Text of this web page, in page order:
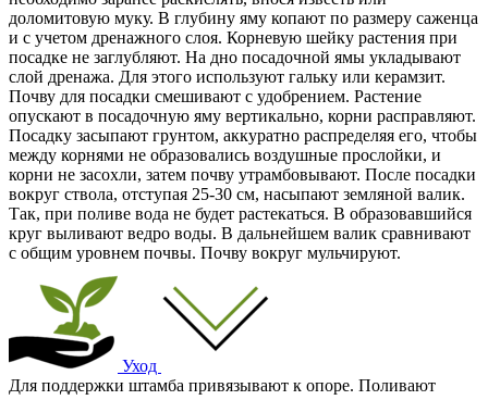
доломитовую муку. В глубину яму копают по размеру саженца
и с учетом дренажного слоя. Корневую шейку растения при
посадке не заглубляют. На дно посадочной ямы укладывают
слой дренажа. Для этого используют гальку или керамзит.
Почву для посадки смешивают с удобрением. Растение
опускают в посадочную яму вертикально, корни расправляют.
Посадку засыпают грунтом, аккуратно распределяя его, чтобы
между корнями не образовались воздушные прослойки, и
корни не засохли, затем почву утрамбовывают. После посадки
вокруг ствола, отступая 25-30 см, насыпают земляной валик.
Так, при поливе вода не будет растекаться. В образовавшийся
круг выливают ведро воды. В дальнейшем валик сравнивают
с общим уровнем почвы. Почву вокруг мульчируют.
Уход
Для поддержки штамба привязывают к опоре. Поливают